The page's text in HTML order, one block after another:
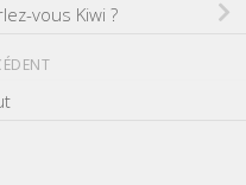
vous Kiwi ?